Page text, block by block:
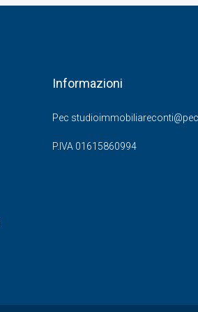
Informazioni
Pec
P.IVA 01615860994